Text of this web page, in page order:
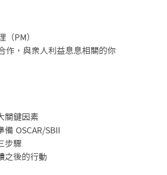
（PM）
作，與衆人利益息息相關的你
關鍵因素
OSCAR/SBII
步驟
之後的行動